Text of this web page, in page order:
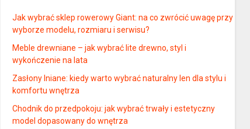
Jak wybrać sklep rowerowy Giant: na co zwrócić uwagę przy
wyborze modelu, rozmiaru i serwisu?
Meble drewniane – jak wybrać lite drewno, styl i
wykończenie na lata
Zasłony lniane: kiedy warto wybrać naturalny len dla stylu i
komfortu wnętrza
Chodnik do przedpokoju: jak wybrać trwały i estetyczny
model dopasowany do wnętrza